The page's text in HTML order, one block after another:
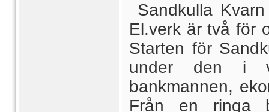
Sandkulla
El.verk är två för
Starten för
under den i
bankmannen,
Från en ringa